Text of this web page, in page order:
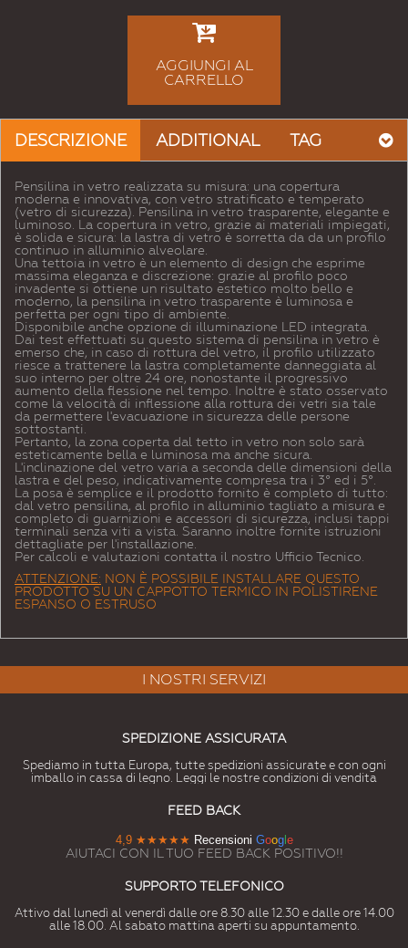
AGGIUNGI AL
CARRELLO
DESCRIZIONE ADDITIONAL TAG
Pensilina in vetro realizzata su misura: una copertura
moderna e innovativa, con vetro stratificato e temperato
(vetro di sicurezza). Pensilina in vetro trasparente, elegante e
luminoso. La copertura in vetro, grazie ai materiali impiegati,
è solida e sicura: la lastra di vetro è sorretta da da un profilo
continuo in alluminio alveolare.
Una tettoia in vetro è un elemento di design che esprime
massima eleganza e discrezione: grazie al profilo poco
invadente si ottiene un risultato estetico molto bello e
moderno, la pensilina in vetro trasparente è luminosa e
perfetta per ogni tipo di ambiente.
Disponibile anche opzione di illuminazione LED integrata.
Dai test effettuati su questo sistema di pensilina in vetro è
emerso che, in caso di rottura del vetro, il profilo utilizzato
riesce a trattenere la lastra completamente danneggiata al
suo interno per oltre 24 ore, nonostante il progressivo
aumento della flessione nel tempo. Inoltre è stato osservato
come la velocità di inflessione alla rottura dei vetri sia tale
da permettere l'evacuazione in sicurezza delle persone
sottostanti.
Pertanto, la zona coperta dal tetto in vetro non solo sarà
esteticamente bella e luminosa ma anche sicura.
L'inclinazione del vetro varia a seconda delle dimensioni della
lastra e del peso, indicativamente compresa tra i 3° ed i 5°.
La posa è semplice e il prodotto fornito è completo di tutto:
dal vetro pensilina, al profilo in alluminio tagliato a misura e
completo di guarnizioni e accessori di sicurezza, inclusi tappi
terminali senza viti a vista. Saranno inoltre fornite istruzioni
dettagliate per l'installazione.
Per calcoli e valutazioni contatta il nostro Ufficio Tecnico.
ATTENZIONE: NON È POSSIBILE INSTALLARE QUESTO
PRODOTTO SU UN CAPPOTTO TERMICO IN POLISTIRENE
ESPANSO O ESTRUSO
I NOSTRI SERVIZI
SPEDIZIONE ASSICURATA
Spediamo in tutta Europa, tutte spedizioni assicurate e con ogni
imballo in cassa di legno. Leggi le nostre condizioni di vendita
FEED BACK
4,9 ★★★★★ Recensioni Googl e
AIUTACI CON IL TUO FEED BACK POSITIVO!!
SUPPORTO TELEFONICO
Attivo dal lunedì al venerdì dalle ore 8.30 alle 12.30 e dalle ore 14.00
alle 18.00. Al sabato mattina aperti su appuntamento.